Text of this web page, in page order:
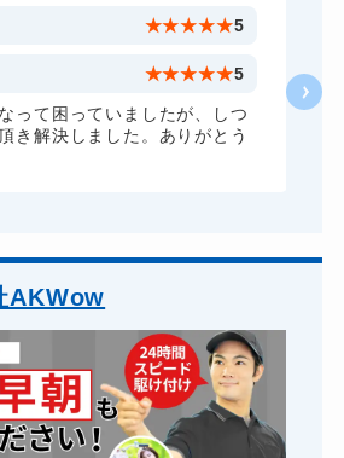
★★★★★5
★★★★★5
って困っていましたが、しつ
き解決しました。ありがとう
AKWow